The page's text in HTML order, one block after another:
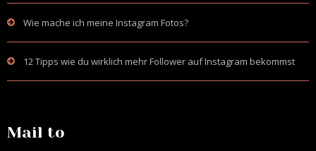
Wie mache ich meine Instagram Fotos?
12 Tipps wie du wirklich mehr Follower auf Instagram bekommst
Mail to